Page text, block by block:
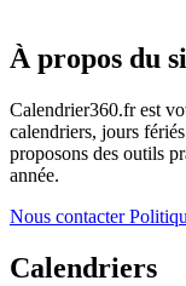
À propos du
Calendrier360.fr est
calendriers, jours
proposons des outils
année.
Nous contacter
Calendriers